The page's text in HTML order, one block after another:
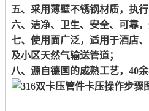
五、采用薄壁不锈钢材质，执
六、洁净、卫生、安全、可靠
七、使用面广泛，适用于酒店
及小区天然气输送管道；
八、源自德国的成熟工艺，40